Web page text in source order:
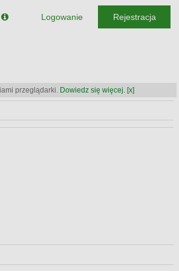
przeglądarki. Dowiedz się więcej. [x]
Logowanie Rejestracja